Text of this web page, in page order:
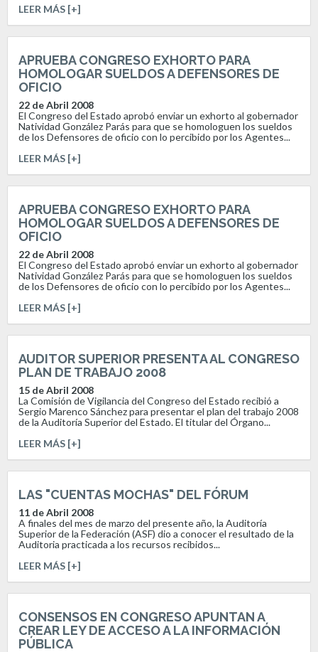
LEER MÁS [+]
APRUEBA CONGRESO EXHORTO PARA
HOMOLOGAR SUELDOS A DEFENSORES DE
OFICIO
22 de Abril 2008
El Congreso del Estado aprobó enviar un exhorto al gobernador
Natividad González Parás para que se homologuen los sueldos
de los Defensores de oficio con lo percibido por los Agentes...
LEER MÁS [+]
APRUEBA CONGRESO EXHORTO PARA
HOMOLOGAR SUELDOS A DEFENSORES DE
OFICIO
22 de Abril 2008
El Congreso del Estado aprobó enviar un exhorto al gobernador
Natividad González Parás para que se homologuen los sueldos
de los Defensores de oficio con lo percibido por los Agentes...
LEER MÁS [+]
AUDITOR SUPERIOR PRESENTA AL CONGRESO
PLAN DE TRABAJO 2008
15 de Abril 2008
La Comisión de Vigilancia del Congreso del Estado recibió a
Sergio Marenco Sánchez para presentar el plan del trabajo 2008
de la Auditoría Superior del Estado. El titular del Órgano...
LEER MÁS [+]
LAS "CUENTAS MOCHAS" DEL FÓRUM
11 de Abril 2008
A finales del mes de marzo del presente año, la Auditoría
Superior de la Federación (ASF) dio a conocer el resultado de la
Auditoria practicada a los recursos recibidos...
LEER MÁS [+]
CONSENSOS EN CONGRESO APUNTAN A
CREAR LEY DE ACCESO A LA INFORMACIÓN
PÚBLICA